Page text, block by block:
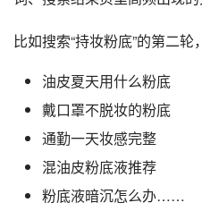
比如搜索“持妆粉底”的第二轮
油皮夏天用什么粉底
戴口罩不脱妆的粉底
通勤一天妆感完整
混油皮粉底液推荐
粉底液暗沉怎么办……